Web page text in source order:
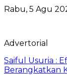
Rabu, 5 Agu
Advertorial
Saiful Usuria :
Berangkatkan